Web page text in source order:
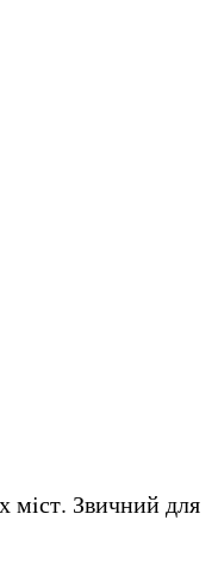
мiст. Звичний для